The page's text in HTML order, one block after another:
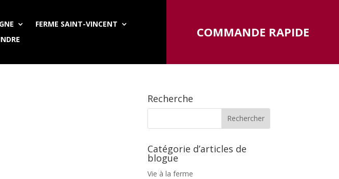
FERME SAINT-VINCENT
COMMANDE RAPIDE
Recherche
Catégorie d’articles de
blogue
Vie à la ferme